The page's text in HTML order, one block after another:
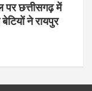
पर छत्तीसगढ़ में
ने रायपुर